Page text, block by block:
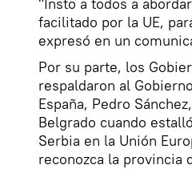
facilitado por la UE,
expresó en un
Por su parte, los
respaldaron al
España, Pedro
Belgrado cuando
Serbia en la Unión
reconozca la provincia